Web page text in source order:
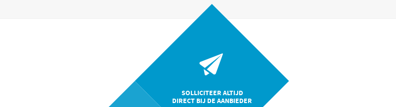
SOLLICITEER ALTIJD
DIRECT BIJ DE AANBIEDER